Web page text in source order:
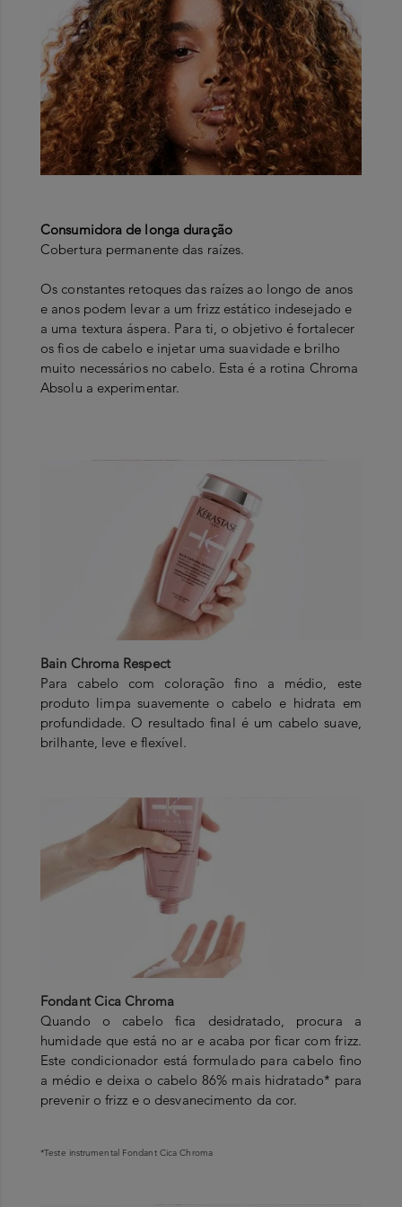
Consumidora de longa duração
Cobertura permanente das raízes.
Os constantes retoques das raízes ao longo de anos
e anos podem levar a um frizz estático indesejado e
a uma textura áspera. Para ti, o objetivo é fortalecer
os fios de cabelo e injetar uma suavidade e brilho
muito necessários no cabelo. Esta é a rotina Chroma
Absolu a experimentar.
Bain Chroma Respect
Para cabelo com coloração fino a médio, este
produto limpa suavemente o cabelo e hidrata em
profundidade. O resultado final é um cabelo suave,
brilhante, leve e flexível.
Fondant Cica Chroma
Quando o cabelo fica desidratado, procura a
humidade que está no ar e acaba por ficar com frizz.
Este condicionador está formulado para cabelo fino
a médio e deixa o cabelo 86% mais hidratado* para
prevenir o frizz e o desvanecimento da cor.
*Teste instrumental Fondant Cica Chroma